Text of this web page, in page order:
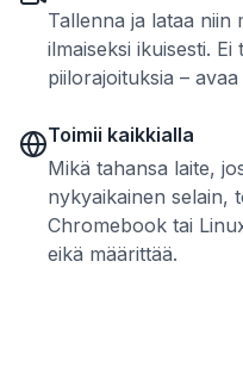
Tallenna ja lataa niin
ilmaiseksi ikuisesti. Ei
piilorajoituksia –
Toimii kaikkialla
Mikä tahansa laite,
nykyaikainen selain,
Chromebook tai
eikä määrittää.